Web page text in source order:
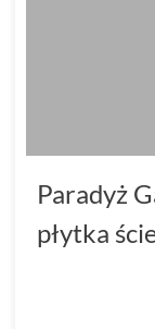
Paradyż
płytka